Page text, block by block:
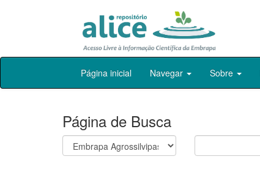
Skip
Página inicial Navegar Sobre
Página de Busca